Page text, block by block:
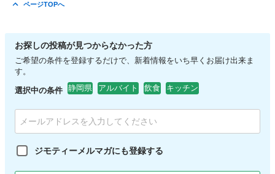
ページTOPへ
お探しの投稿が見つからなかった方
ご希望の条件を登録するだけで、新着情報をいち早くお届け出来ま
す。
選択中の条件 静岡県 アルバイト 飲食 キッチン
ジモティーメルマガにも登録する